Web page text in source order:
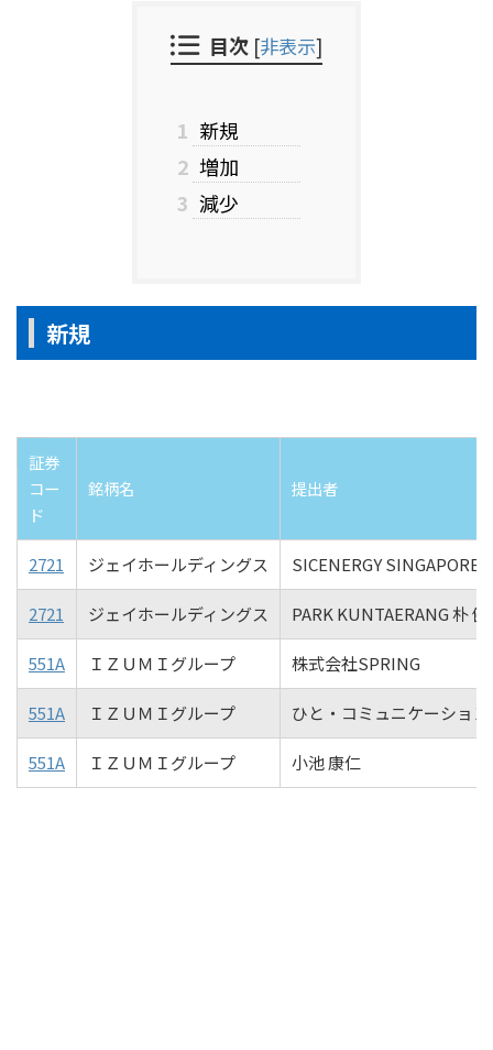
目次 [非表示]
1 新規
2 増加
3 減少
新規
証券
コー
ド
銘柄名 提出者
2721 ジェイホールディングス SICENERGY SINGAPORE
2721 ジェイホールディングス PARK KUNTAERANG 朴
551A ＩＺＵＭＩグループ 株式会社SPRING
551A ＩＺＵＭＩグループ ひと・コミュニケーショ
551A ＩＺＵＭＩグループ 小池 康仁